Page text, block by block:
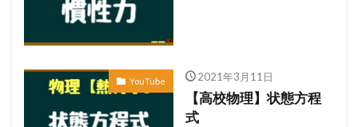
YouTube 2021年3月11日
【高校物理】状態方程
式